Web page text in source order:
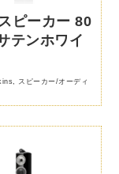
ピーカー 80
テンホワイ
, スピーカー/オーディ